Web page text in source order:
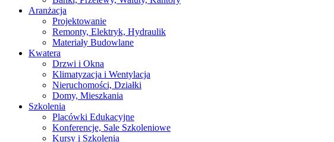
Aranżacja
Projektowanie
Remonty, Elektryk, Hydraulik
Materiały Budowlane
Kwatera
Drzwi i Okna
Klimatyzacja i Wentylacja
Nieruchomości, Działki
Domy, Mieszkania
Szkolenia
Placówki Edukacyjne
Konferencje, Sale Szkoleniowe
Kursy i Szkolenia